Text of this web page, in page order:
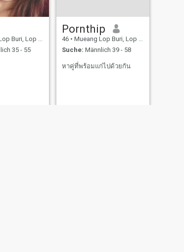
Lop Buri, Thailand
35 - 55
Pornthip
46 • Mueang Lop Buri, Lop Buri, Thailand
Suche: Männlich 39 - 58
หาคู่ที่พร้อมแก่ไปด้วยกัน